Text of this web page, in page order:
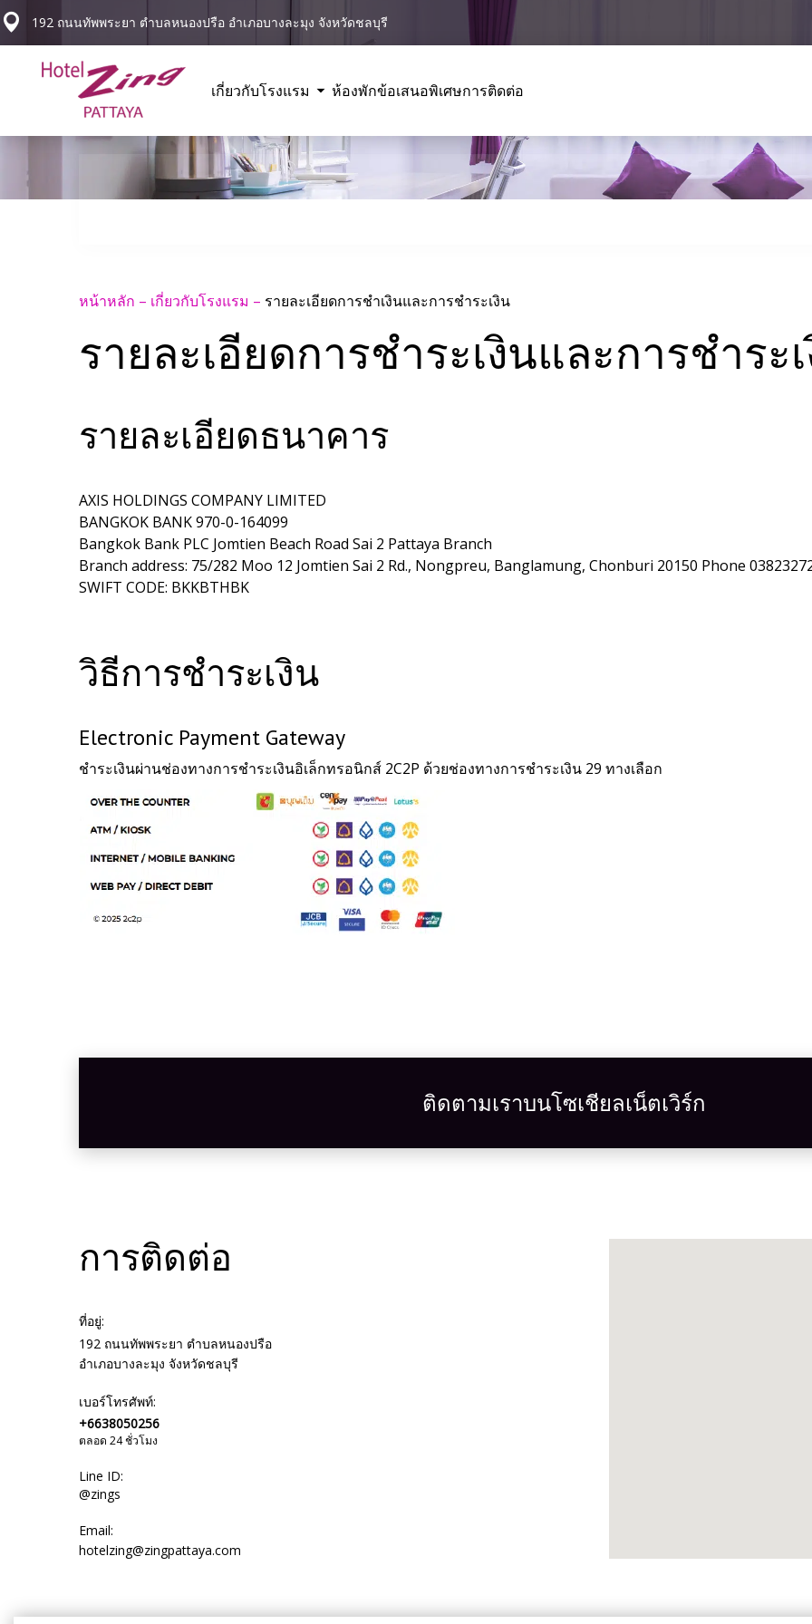
192 ถนนทัพพระยา ตำบลหนองปรือ อำเภอบางละมุง จังหวัดชลบุรี
เกี่ยวกับโรงแรม ห้องพักข้อเสนอพิเศษการติดต่อ
หน้าหลัก – เกี่ยวกับโรงแรม – รายละเอียดการชำเงินและการชำระเงิน
รายละเอียดการชำระเงินและการชำระ
รายละเอียดธนาคาร
AXIS HOLDINGS COMPANY LIMITED
BANGKOK BANK 970-0-164099
Bangkok Bank PLC Jomtien Beach Road Sai 2 Pattaya Branch
Branch address: 75/282 Moo 12 Jomtien Sai 2 Rd., Nongpreu, Banglamung, Chonburi 20150 Phone
SWIFT CODE: BKKBTHBK
วิธีการชำระเงิน
Electronic Payment Gateway
ชำระเงินผ่านช่องทางการชำระเงินอิเล็กทรอนิกส์ 2C2P ด้วยช่องทางการชำระเงิน 29 ทางเลือก
ติดตามเราบนโซเชียลเน็ตเวิร์ก
การติดต่อ
ที่อยู่:
192 ถนนทัพพระยา ตำบลหนองปรือ
อำเภอบางละมุง จังหวัดชลบุรี
เบอร์โทรศัพท์:
+6638050256
ตลอด 24 ชั่วโมง
Line ID:
@zings
Email:
hotelzing@zingpattaya.com